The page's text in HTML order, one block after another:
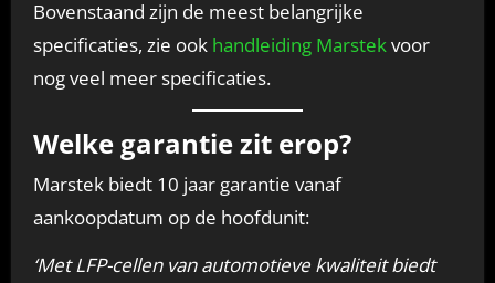
Bovenstaand zijn de meest belangrijke
specificaties, zie ook handleiding Marstekvoor
nog veel meer specificaties.
Welke garantie zit erop?
Marstek biedt 10 jaar garantie vanaf
aankoopdatum op de hoofdunit:
‘Met LFP-cellen van automotieve kwaliteit biedt